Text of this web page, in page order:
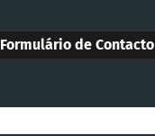
Formulário de Contacto